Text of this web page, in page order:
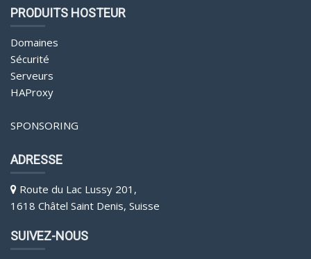
PRODUITS HOSTEUR
Domaines
Sécurité
Serveurs
HAProxy
SPONSORING
ADRESSE
Route du Lac Lussy 201,
1618 Châtel Saint Denis, Suisse
SUIVEZ-NOUS